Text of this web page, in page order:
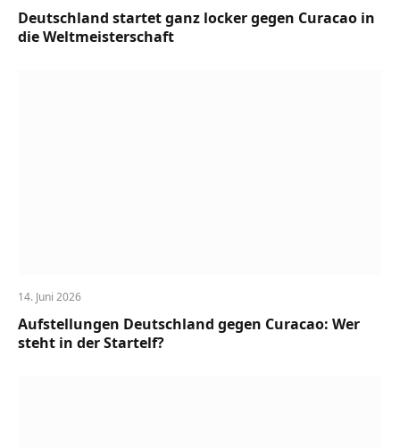
Deutschland startet ganz locker gegen Curacao in
die Weltmeisterschaft
14. Juni 2026
Aufstellungen Deutschland gegen Curacao: Wer
steht in der Startelf?